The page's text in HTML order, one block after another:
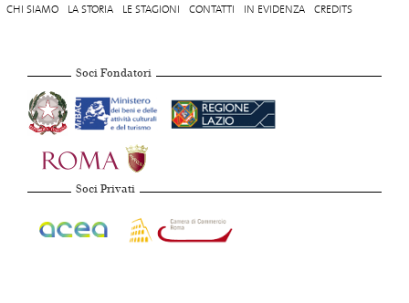
CHI SIAMO LA STORIA LE STAGIONI CONTATTI IN EVIDENZA CREDITS
Soci Fondatori
Soci Privati